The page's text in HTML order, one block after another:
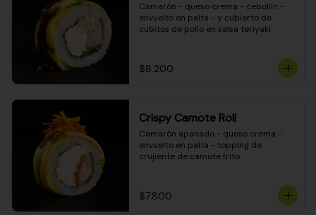
Camarón - queso crema - cebollín -
envuelto en palta - y cubierto de
cubitos de pollo en salsa teriyaki
$8.200
Crispy Camote Roll
Camarón apanado - queso crema -
envuelto en palta - topping de
crujiente de camote frito
$7.800